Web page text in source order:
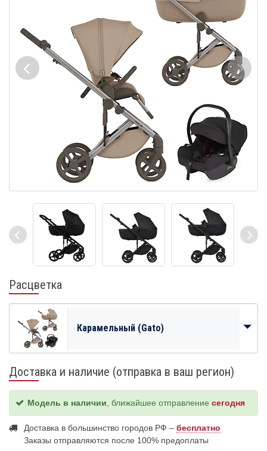
Расцветка
Карамельный (Gato)
Доставка и наличие (отправка в ваш регион)
Модель в наличии , ближайшее отправление сегодня
Доставка в большинство городов РФ – бесплатно
Заказы отправляются после 100% предоплаты